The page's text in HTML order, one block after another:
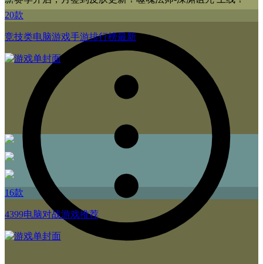
20款
竞技类电脑游戏手游排行榜最新
16款
4399电脑对战游戏推荐